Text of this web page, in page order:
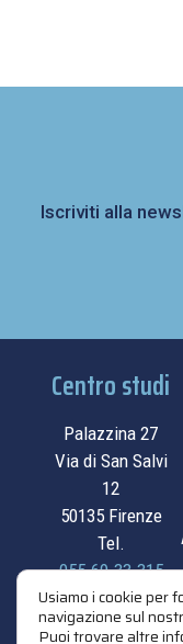
Iscriviti alla
Centro studi
Palazzina 27
Via di San Salvi
12
50135 Firenze
Tel.
055.69.33.315
contatti
Usiamo i cookie per
navigazione sul
Puoi trovare altre